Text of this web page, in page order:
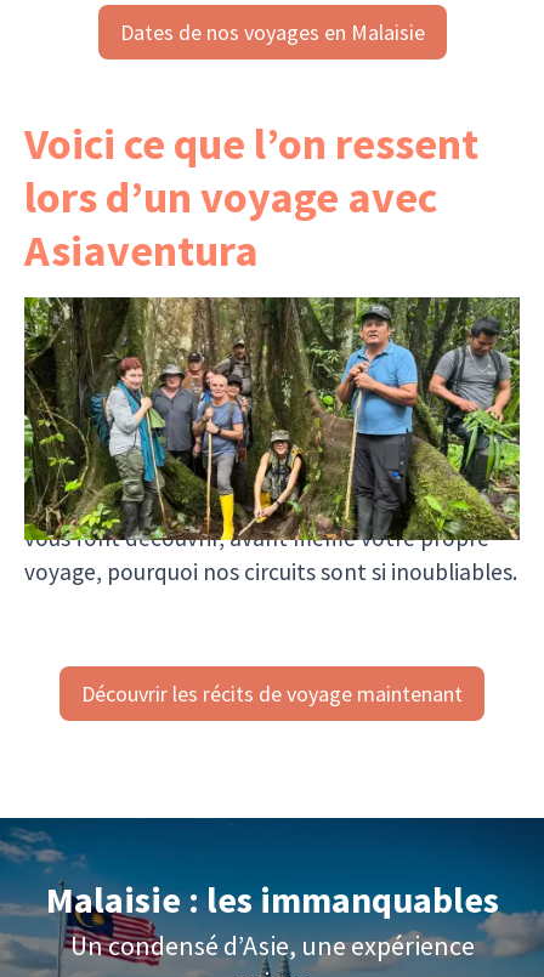
leur professionnalisme. Christiane &
André
Dates de nos voyages en Malaisie
Voici ce que l’on ressent
lors d’un voyage avec
Asiaventura
Chaque témoignage raconte une histoire
personnelle et vous montre qui voyage avec
nous, quels moments marquent et ce que l’on
ressent vraiment en partant avec Asiaventura.
Pas de publicité glamour, mais des impressions
sincères qui offrent une image authentique — et
vous font découvrir, avant même votre propre
voyage, pourquoi nos circuits sont si inoubliables.
Découvrir les récits de voyage maintenant
Malaisie : les immanquables
Un condensé d’Asie, une expérience